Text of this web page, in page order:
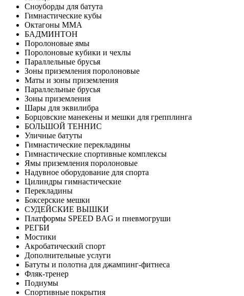
Сноуборды для батута
Гимнастические кубы
Октагоны MMA
БАДМИНТОН
Поролоновые ямы
Поролоновые кубики и чехлы
Параллельные брусья
Зоны приземления поролоновые
Маты и зоны приземления
Параллельные брусья
Зоны приземления
Шары для эквилибра
Борцовские манекены и мешки для грепплинга
БОЛЬШОЙ ТЕННИС
Уличные батуты
Гимнастические перекладины
Гимнастические спортивные комплексы
Ямы приземления поролоновые
Надувное оборудование для спорта
Цилиндры гимнастические
Перекладины
Боксерские мешки
СУДЕЙСКИЕ ВЫШКИ
Платформы SPEED BAG и пневмогруши
РЕГБИ
Мостики
Акробатический спорт
Дополнительные услуги
Батуты и полотна для джампинг-фитнеса
Фляк-тренер
Подиумы
Спортивные покрытия